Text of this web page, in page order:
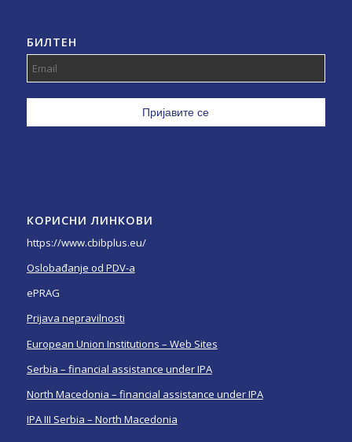
БИЛТЕН
КОРИСНИ ЛИНКОВИ
https://www.cbibplus.eu/
Oslobađanje od PDV-a
ePRAG
Prijava nepravilnosti
European Union Institutions – Web Sites
Serbia – financial assistance under IPA
North Macedonia – financial assistance under IPA
IPA III Serbia – North Macedonia